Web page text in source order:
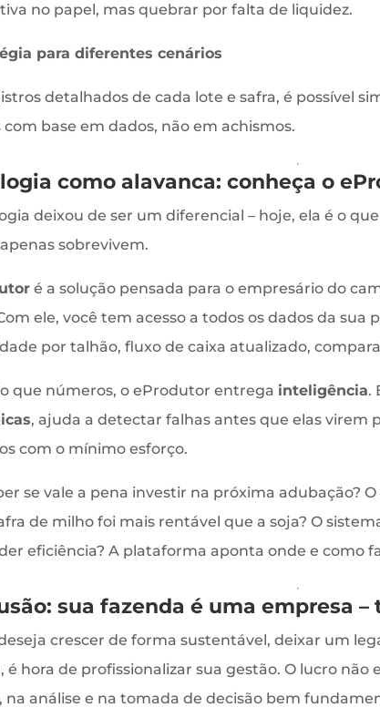
no papel, mas quebrar por falta de liquidez.
para diferentes cenários
detalhados de cada lote e safra, é possível
com base em dados, não em achismos.
como alavanca: conheça o
deixou de ser um diferencial – hoje, ela é o
sobrevivem.
é a solução pensada para o empresário do
ele, você tem acesso a todos os dados da
por talhão, fluxo de caixa atualizado,
que números, o eProdutor entrega inteligência.
, ajuda a detectar falhas antes que elas virem
com o mínimo esforço.
se vale a pena investir na próxima adubação?
de milho foi mais rentável que a soja? O
eficiência? A plataforma aponta onde e como
sua fazenda é uma empresa
crescer de forma sustentável, deixar um
é hora de profissionalizar sua gestão. O lucro não
na análise e na tomada de decisão bem